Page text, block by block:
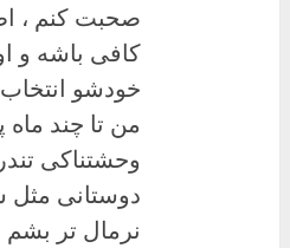
صحبت کنم ،
کافی باشه و
خودشو
من تا چند
وحشتناکی
دوستانی مثل
نرمال تر بشم